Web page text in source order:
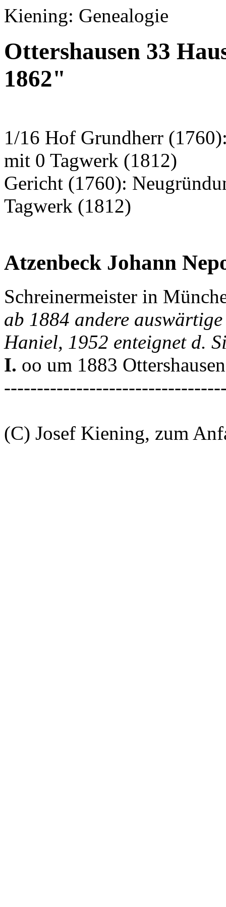
Kiening: Genealogie
Ottershausen 33
1862"
1/16 Hof Grundherr
mit 0 Tagwerk (1812)
Gericht (1760):
Tagwerk (1812)
Atzenbeck Johann
Schreinermeister in
ab 1884 andere
Haniel, 1952 enteignet d.
I. oo um 1883
(C) Josef Kiening, zum